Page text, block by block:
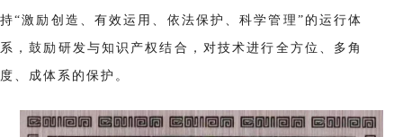
持“激励创造、有效运用、依法保护、科学管理”的运行体
系，鼓励研发与知识产权结合，对技术进行全方位、多角
度、成体系的保护。